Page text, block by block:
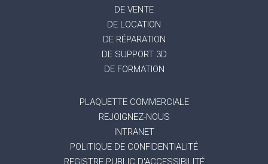
DE VENTE
DE LOCATION
DE RÉPARATION
DE SUPPORT 3D
DE FORMATION
PLAQUETTE COMMERCIALE
REJOIGNEZ-NOUS
INTRANET
POLITIQUE DE CONFIDENTIALITÉ
REGISTRE PUBLIC D'ACCESSIBILITÉ